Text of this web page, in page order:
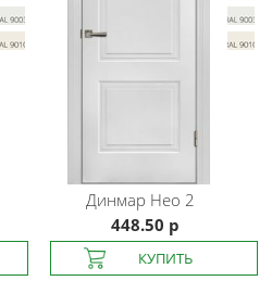
Динмар Нео 2
448.50 р